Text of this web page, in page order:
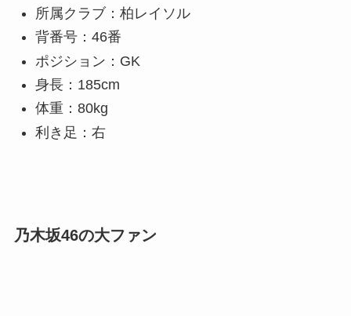
所属クラブ：柏レイソル
背番号：46番
ポジション：GK
身長：185cm
体重：80kg
利き足：右
乃木坂46の大ファン